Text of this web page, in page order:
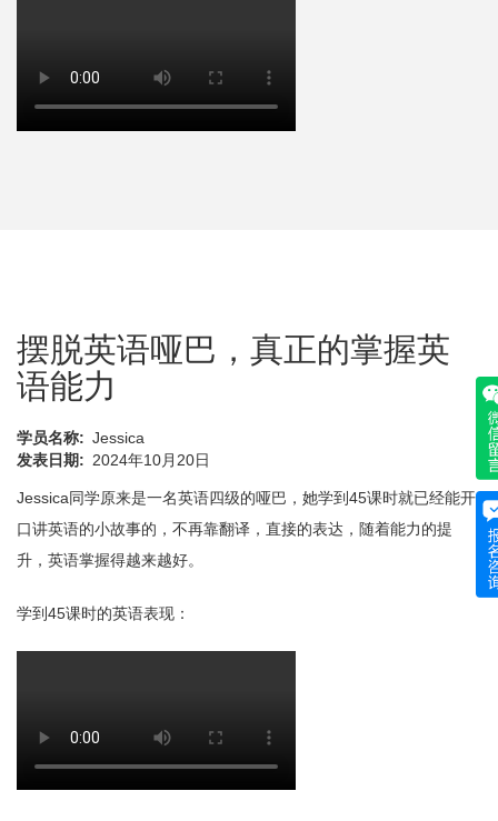
摆脱英语哑巴，真正的掌握英
语能力
学员名称
Jessica
发表日期
2024年10月20日
Jessica同学原来是一名英语四级的哑巴，她学到45课时就已经能开
口讲英语的小故事的，不再靠翻译，直接的表达，随着能力的提
升，英语掌握得越来越好。
学到45课时的英语表现：